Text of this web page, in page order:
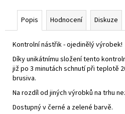
Popis Hodnocení Diskuze
Kontrolní nástřik - ojedinělý výrobek!
Díky unikátnímu složení tento
již po 3 minutách schnutí při teplotě
brusiva.
Na rozdíl od jiných výrobků na trhu
Dostupný v černé a zelené barvě.